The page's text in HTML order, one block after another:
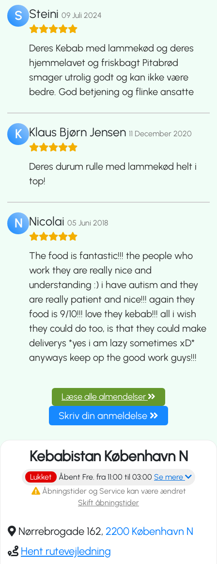
S Steini 09 Juli 2024
Deres Kebab med lammekød og deres
hjemmelavet og friskbagt Pitabrød
smager utrolig godt og kan ikke være
bedre. God betjening og flinke ansatte
K Klaus Bjørn Jensen 11 December 2020
Deres durum rulle med lammekød helt i
top!
N Nicolai 05 Juni 2018
The food is fantastic!!! the people who
work they are really nice and
understanding :) i have autism and they
are really patient and nice!!! again they
food is 9/10!!! love they kebab!!! all i wish
they could do too, is that they could make
deliverys *yes i am lazy sometimes xD*
anyways keep op the good work guys!!!
Læse alle almendelser
Skriv din anmeldelse
Kebabistan København N
Lukket Åbent Fre. fra 11:00 til 03:00 Se mere
Åbningstider og Service kan være ændret
Skift åbningstider
Nørrebrogade 162, 2200 København N
Hent rutevejledning